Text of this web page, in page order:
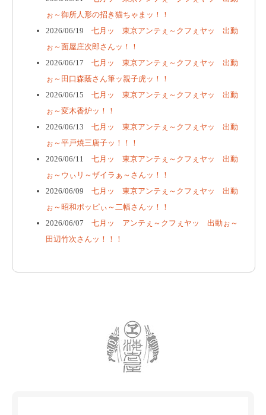
ぉ～御所人形の招き猫ちゃまッ！！
2026/06/19 七月ッ 東京アンテぇ～クフぇヤッ 出動
ぉ～面屋庄次郎さんッ！！
2026/06/17 七月ッ 東京アンテぇ～クフぇヤッ 出動
ぉ～田口森蔭さん筆ッ親子虎ッ！！
2026/06/15 七月ッ 東京アンテぇ～クフぇヤッ 出動
ぉ～変木香炉ッ！！
2026/06/13 七月ッ 東京アンテぇ～クフぇヤッ 出動
ぉ～平戸焼三唐子ッ！！！
2026/06/11 七月ッ 東京アンテぇ～クフぇヤッ 出動
ぉ～ウぃリ～ザイラぁ～さんッ！！
2026/06/09 七月ッ 東京アンテぇ～クフぇヤッ 出動
ぉ～昭和ポッピぃ～二幅さんッ！！
2026/06/07 七月ッ アンテぇ～クフぇヤッ 出動ぉ～
田辺竹次さんッ！！！